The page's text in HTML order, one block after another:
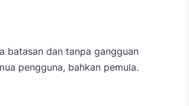
batasan dan tanpa gangguan
pengguna, bahkan pemula.